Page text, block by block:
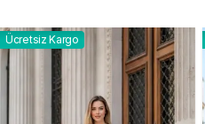
Ücretsiz Kargo